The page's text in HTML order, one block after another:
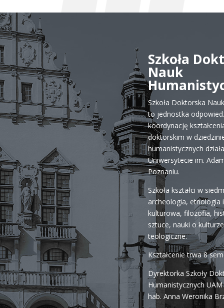
Szkoła
Nauk
Szkoła Doktorska
to jednostka
koordynację
doktorskim w
humanistycznych
Uniwersytecie im.
Poznaniu.
Szkoła kształci w
archeologia, etnologia
kulturowa, filozofia,
sztuce, nauki o
teologiczne.
Kształcenie trwa 8
Dyrektorka Szkoły
Humanistycznych
hab. Anna Weronika